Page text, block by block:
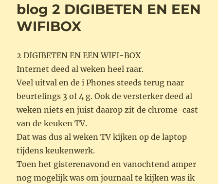
blog 2 DIGIBETEN EN EEN
WIFIBOX
2 DIGIBETEN EN EEN WIFI-BOX
Internet deed al weken heel raar.
Veel uitval en de i Phones steeds terug naar
beurtelings 3 of 4 g. Ook de versterker deed al
weken niets en juist daarop zit de chrome-cast
van de keuken TV.
Dat was dus al weken TV kijken op de laptop
tijdens keukenwerk.
Toen het gisterenavond en vanochtend amper
nog mogelijk was om journaal te kijken was ik